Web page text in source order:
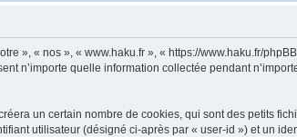
», « nos », « www.haku.fr », « https://www.haku.fr/
n’importe quelle information collectée pendant
un certain nombre de cookies, qui sont des petits
utilisateur (désigné ci-après par « user-id ») et un